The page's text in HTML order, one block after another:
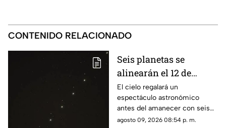
CONTENIDO RELACIONADO
Seis planetas se
alinearán el 12 de
agosto: así podrás
observar el fenómeno
desde Morelos
El cielo regalará un
espectáculo astronómico
antes del amanecer con seis
planetas visibles desde
agosto 09, 2026 08:54 p. m.